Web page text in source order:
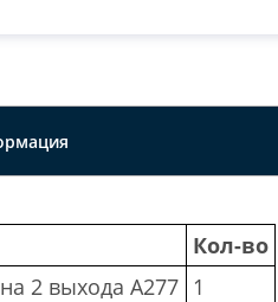
2 выхода A277
Кол-во
1